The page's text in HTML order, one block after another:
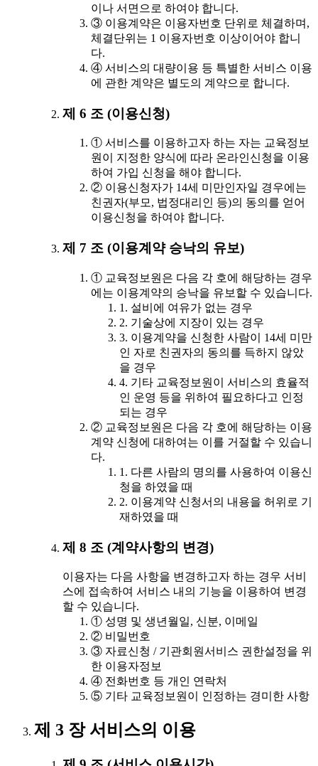
이나 서면으로 하여야 합니다.
③ 이용계약은 이용자번호 단위로 체결하며,
체결단위는 1 이용자번호 이상이어야 합니
다.
④ 서비스의 대량이용 등 특별한 서비스 이용
에 관한 계약은 별도의 계약으로 합니다.
제 6 조 (이용신청)
① 서비스를 이용하고자 하는 자는 교육정보
원이 지정한 양식에 따라 온라인신청을 이용
하여 가입 신청을 해야 합니다.
② 이용신청자가 14세 미만인자일 경우에는
친권자(부모, 법정대리인 등)의 동의를 얻어
이용신청을 하여야 합니다.
제 7 조 (이용계약 승낙의 유보)
① 교육정보원은 다음 각 호에 해당하는 경우
에는 이용계약의 승낙을 유보할 수 있습니다.
1. 설비에 여유가 없는 경우
2. 기술상에 지장이 있는 경우
3. 이용계약을 신청한 사람이 14세 미만
인 자로 친권자의 동의를 득하지 않았
을 경우
4. 기타 교육정보원이 서비스의 효율적
인 운영 등을 위하여 필요하다고 인정
되는 경우
② 교육정보원은 다음 각 호에 해당하는 이용
계약 신청에 대하여는 이를 거절할 수 있습니
다.
1. 다른 사람의 명의를 사용하여 이용신
청을 하였을 때
2. 이용계약 신청서의 내용을 허위로 기
재하였을 때
제 8 조 (계약사항의 변경)
이용자는 다음 사항을 변경하고자 하는 경우 서비
스에 접속하여 서비스 내의 기능을 이용하여 변경
할 수 있습니다.
① 성명 및 생년월일, 신분, 이메일
② 비밀번호
③ 자료신청 / 기관회원서비스 권한설정을 위
한 이용자정보
④ 전화번호 등 개인 연락처
⑤ 기타 교육정보원이 인정하는 경미한 사항
제 3 장 서비스의 이용